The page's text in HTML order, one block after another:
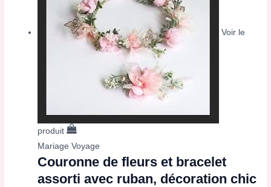
Voir le
produit
Mariage Voyage
Couronne de fleurs et bracelet
assorti avec ruban, décoration chic